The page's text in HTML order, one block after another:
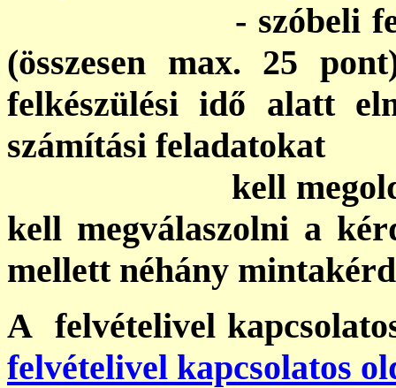
- szóbeli felvételi
(összesen max. 25
felkészülési idő alatt
számítási feladatokat
kell megoldani,
kell megválaszolni a
mellett néhány
A felvételivel
felvételivel kapcsolatos